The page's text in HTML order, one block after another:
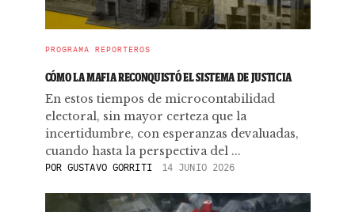
PROGRAMA REPORTEROS
CÓMO LA MAFIA RECONQUISTÓ EL SISTEMA DE JUSTICIA
En estos tiempos de microcontabilidad
electoral, sin mayor certeza que la
incertidumbre, con esperanzas devaluadas,
cuando hasta la perspectiva del ...
POR GUSTAVO GORRITI 14 JUNIO 2026